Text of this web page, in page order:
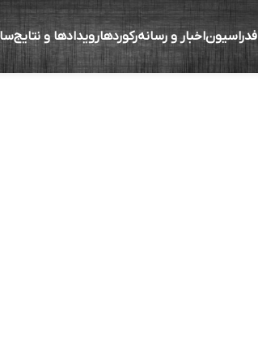
فدراسیوناخبار و رسانهرکوردهارویدادها و نتایج